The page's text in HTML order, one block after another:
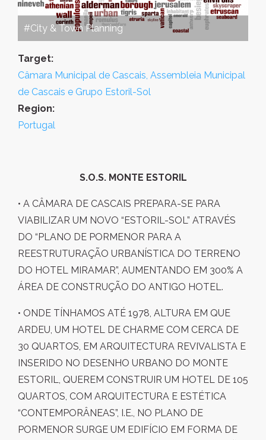
#City & Town Planning
Target:
Câmara Municipal de Cascais, Assembleia Municipal
de Cascais e Grupo Estoril-Sol
Region:
Portugal
S.O.S. MONTE ESTORIL
• A CÂMARA DE CASCAIS PREPARA-SE PARA
VIABILIZAR UM NOVO “ESTORIL-SOL” ATRAVÉS
DO “PLANO DE PORMENOR PARA A
REESTRUTURAÇÃO URBANÍSTICA DO TERRENO
DO HOTEL MIRAMAR”, AUMENTANDO EM 300% A
ÁREA DE CONSTRUÇÃO DO ANTIGO HOTEL.
• ONDE TÍNHAMOS ATÉ 1978, ALTURA EM QUE
ARDEU, UM HOTEL DE CHARME COM CERCA DE
30 QUARTOS, EM ARQUITECTURA REVIVALISTA E
INSERIDO NO DESENHO URBANO DO MONTE
ESTORIL, QUEREM CONSTRUIR UM HOTEL DE 105
QUARTOS, COM ARQUITECTURA E ESTÉTICA
“CONTEMPORÂNEAS”, I.E., NO PLANO DE
PORMENOR SURGE UM EDIFÍCIO EM FORMA DE